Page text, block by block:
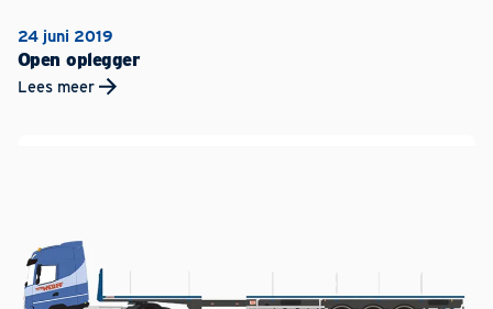
24 juni 2019
Open oplegger
Lees meer